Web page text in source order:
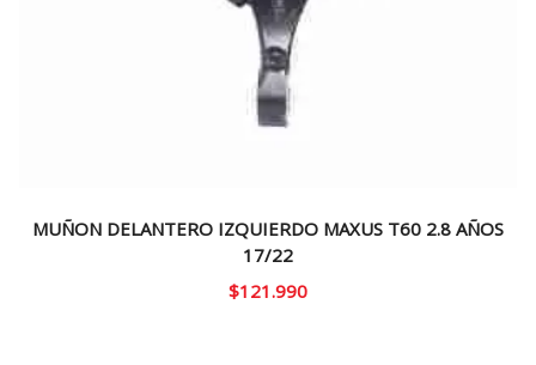
MUÑON DELANTERO IZQUIERDO MAXUS T60 2.8 AÑOS
17/22
$121.990